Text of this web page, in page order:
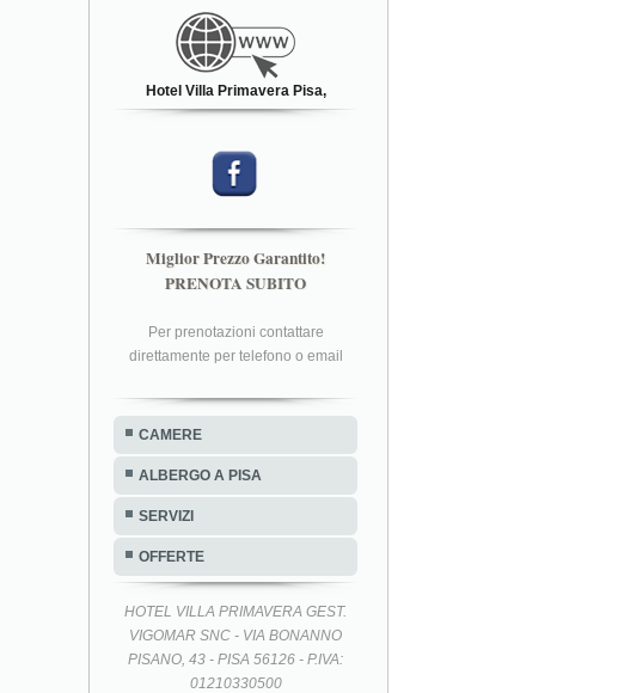
Hotel Villa Primavera Pisa,
Miglior Prezzo Garantito!
PRENOTA SUBITO
Per prenotazioni contattare
direttamente per telefono o email
CAMERE
ALBERGO A PISA
SERVIZI
OFFERTE
HOTEL VILLA PRIMAVERA GEST.
VIGOMAR SNC - VIA BONANNO
PISANO, 43 - PISA 56126 - P.IVA:
01210330500